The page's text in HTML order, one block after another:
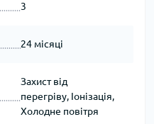
3
24 місяці
Захист від
перегріву, Іонізація,
Холодне повітря